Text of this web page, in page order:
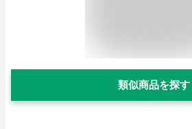
類似商品を探す